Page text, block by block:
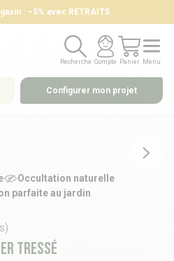
: –5% avec RETRAIT5
Recherche
Recherche
Compte
Compte
Panier
Panier
Menu
Menu
Configurer mon projet
tressé
Occultation naturelle
parfaite au jardin